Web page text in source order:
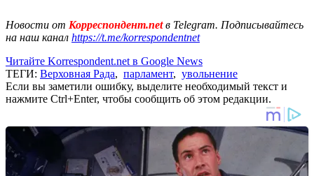
Новости от Корреспондент.netв Telegram. Подписывайтесь
на наш канал https://t.me/korrespondentnet
Читайте Korrespondent.net в Google News
ТЕГИ: Верховная Рада, парламент, увольнение
Если вы заметили ошибку, выделите необходимый текст и
нажмите Ctrl+Enter, чтобы сообщить об этом редакции.